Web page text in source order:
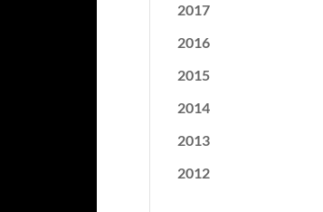
2017
2016
2015
2014
2013
2012